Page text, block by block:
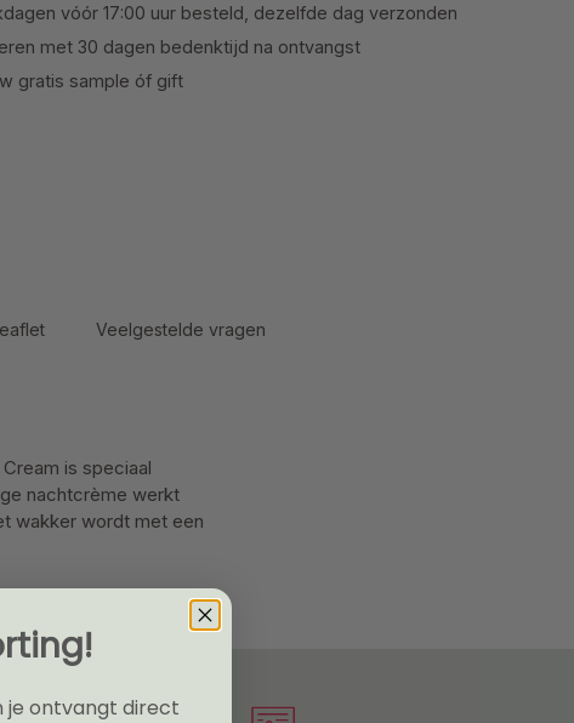
vóór 17:00 uur besteld, dezelfde dag verzonden
met 30 dagen bedenktijd na ontvangst
gratis sample óf gift
Veelgestelde vragen
is speciaal
nachtcrème werkt
wakker wordt met een
je ontvangt direct